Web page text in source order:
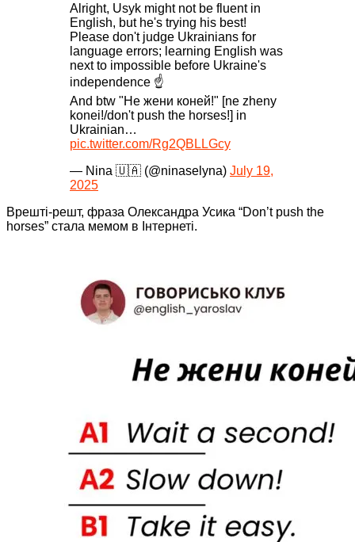
Alright, Usyk might not be fluent in
English, but he's trying his best!
Please don't judge Ukrainians for
language errors; learning English was
next to impossible before Ukraine's
independence ☝️
And btw "Не жени коней!" [ne zheny
konei!/don't push the horses!] in
Ukrainian…
pic.twitter.com/Rg2QBLLGcy
— Nina 🇺🇦 (@ninaselyna) July 19,
2025
Врешті-решт, фраза Олександра Усика “Don’t push the
horses” стала мемом в Інтернеті.